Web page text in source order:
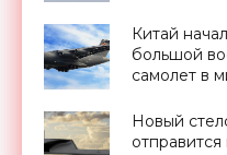
Китай
большой
самолет в
Новый